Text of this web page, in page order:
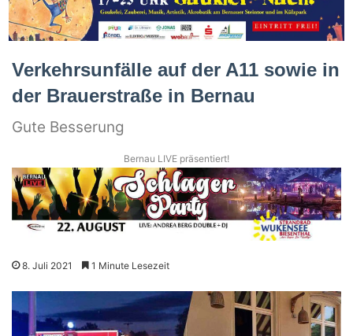
Verkehrsunfälle auf der A11 sowie in
der Brauerstraße in Bernau
Gute Besserung
Bernau LIVE präsentiert!
8. Juli 2021 1 Minute Lesezeit